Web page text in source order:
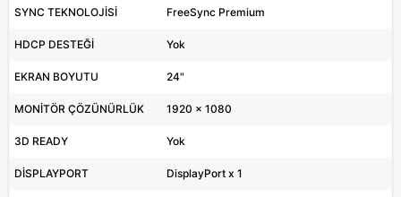
SYNC TEKNOLOJİSİ FreeSync Premium
HDCP DESTEĞİ Yok
EKRAN BOYUTU 24"
MONİTÖR ÇÖZÜNÜRLÜK 1920 x 1080
3D READY Yok
DİSPLAYPORT DisplayPort x 1